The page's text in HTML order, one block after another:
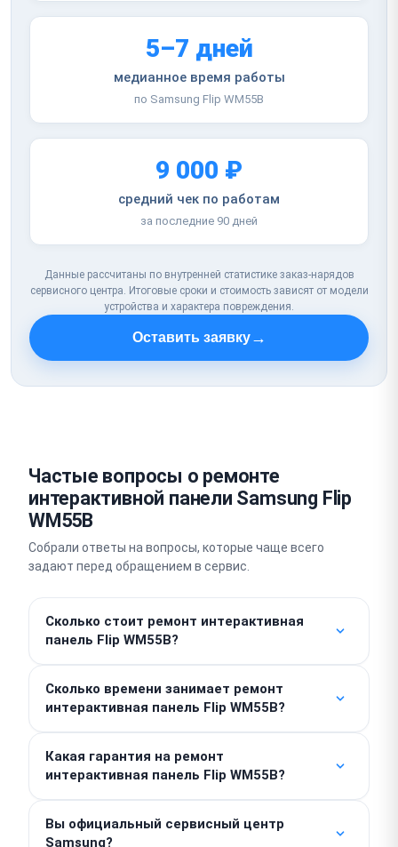
5–7 дней
медианное время работы
по Samsung Flip WM55B
9 000 ₽
средний чек по работам
за последние 90 дней
Данные рассчитаны по внутренней статистике заказ-нарядов
сервисного центра. Итоговые сроки и стоимость зависят от модели
устройства и характера повреждения.
Оставить заявку→
Частые вопросы о ремонте
интерактивной панели Samsung Flip
WM55B
Собрали ответы на вопросы, которые чаще всего
задают перед обращением в сервис.
Сколько стоит ремонт интерактивная
панель Flip WM55B?
считается отдельно, поэтому итог зависит от
характера поломки. Точную сумму назовём после
проведения бесплатной диагностики, скрытых
доплат у нас нет.
Сколько времени занимает ремонт
интерактивная панель Flip WM55B?
зачастую за 1–2 часа. Срок сложного ремонта
составляет 5–7 дней.
Какая гарантия на ремонт
интерактивная панель Flip WM55B?
выполненные работы и установленные детали.
Вы официальный сервисный центр
Samsung?